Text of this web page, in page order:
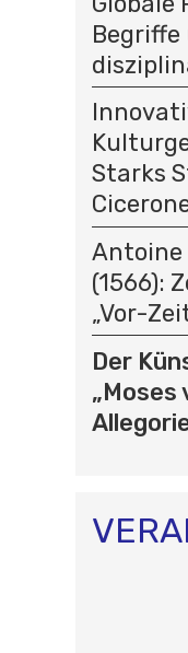
Starks
Antoine
(1566):
„Vor-
Der